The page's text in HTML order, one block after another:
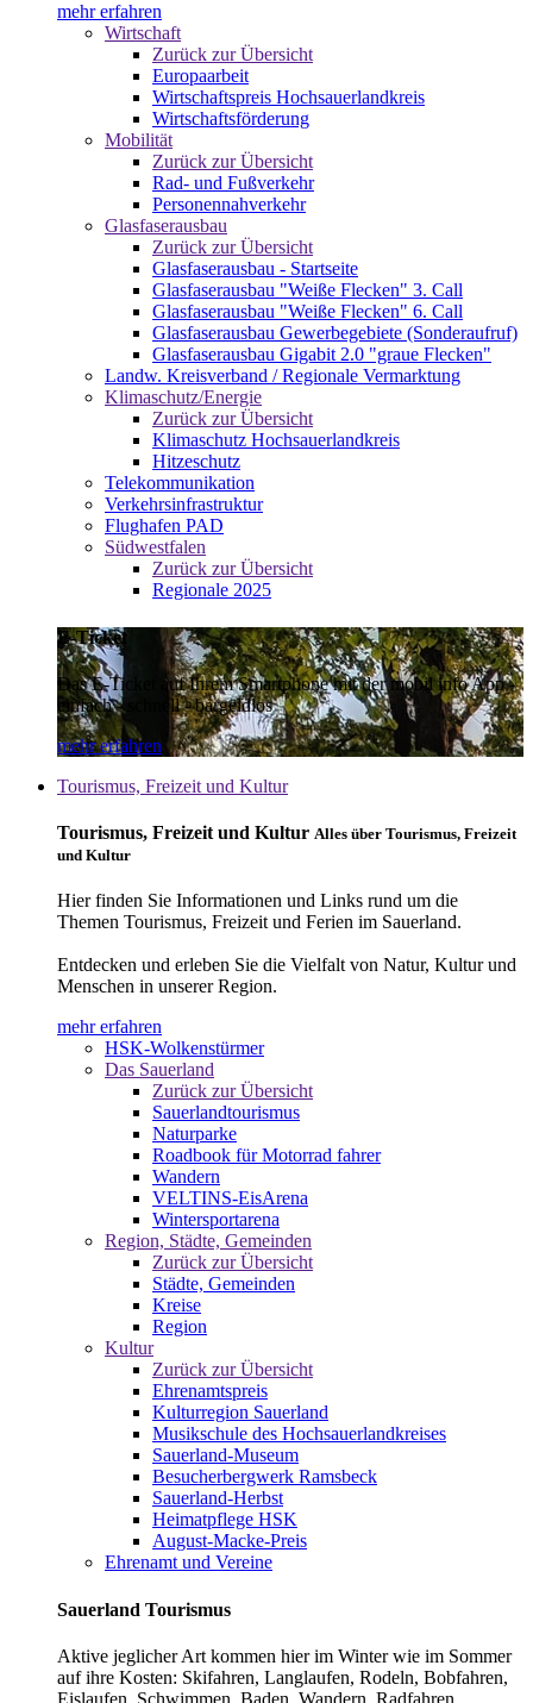
mehr erfahren
Wirtschaft
Zurück zur Übersicht
Europaarbeit
Wirtschaftspreis Hochsauerlandkreis
Wirtschaftsförderung
Mobilität
Zurück zur Übersicht
Rad- und Fußverkehr
Personennahverkehr
Glasfaserausbau
Zurück zur Übersicht
Glasfaserausbau - Startseite
Glasfaserausbau "Weiße Flecken" 3. Call
Glasfaserausbau "Weiße Flecken" 6. Call
Glasfaserausbau Gewerbegebiete (Sonderaufruf)
Glasfaserausbau Gigabit 2.0 "graue Flecken"
Landw. Kreisverband / Regionale Vermarktung
Klimaschutz/Energie
Zurück zur Übersicht
Klimaschutz Hochsauerlandkreis
Hitzeschutz
Telekommunikation
Verkehrsinfrastruktur
Flughafen PAD
Südwestfalen
Zurück zur Übersicht
Regionale 2025
E-Ticket
Das E-Ticket auf Ihrem Smartphone mit der mobil info App -
einfach - schnell - bargeldlos
mehr erfahren
Tourismus, Freizeit und Kultur
Tourismus, Freizeit und Kultur Alles über Tourismus, Freizeit
und Kultur
Hier finden Sie Informationen und Links rund um die
Themen Tourismus, Freizeit und Ferien im Sauerland.
Entdecken und erleben Sie die Vielfalt von Natur, Kultur und
Menschen in unserer Region.
mehr erfahren
HSK-Wolkenstürmer
Das Sauerland
Zurück zur Übersicht
Sauerlandtourismus
Naturparke
Roadbook für Motorrad fahrer
Wandern
VELTINS-EisArena
Wintersportarena
Region, Städte, Gemeinden
Zurück zur Übersicht
Städte, Gemeinden
Kreise
Region
Kultur
Zurück zur Übersicht
Ehrenamtspreis
Kulturregion Sauerland
Musikschule des Hochsauerlandkreises
Sauerland-Museum
Besucherbergwerk Ramsbeck
Sauerland-Herbst
Heimatpflege HSK
August-Macke-Preis
Ehrenamt und Vereine
Sauerland Tourismus
Aktive jeglicher Art kommen hier im Winter wie im Sommer
auf ihre Kosten: Skifahren, Langlaufen, Rodeln, Bobfahren,
Eislaufen, Schwimmen, Baden, Wandern, Radfahren,